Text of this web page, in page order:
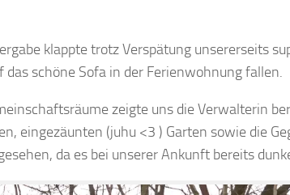
klappte trotz Verspätung unsererseits
schöne Sofa in der Ferienwohnung fallen.
zeigte uns die Verwalterin
eingezäunten (juhu <3 ) Garten sowie die
da es bei unserer Ankunft bereits